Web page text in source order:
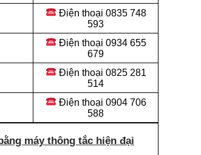
Điện thoại 0835 748
593
Điện thoại 0934 655
679
Điện thoại 0825 281
514
Điện thoại 0904 706
588
máy thông tắc hiện đại